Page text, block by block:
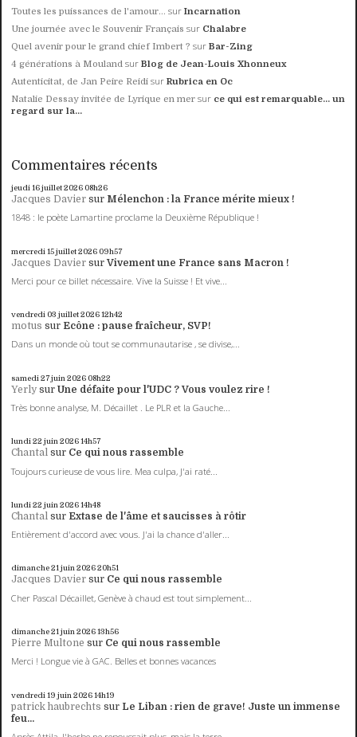
Toutes les puissances de l'amour... surIncarnation
Une journée avec le Souvenir Français sur Chalabre
Quel avenir pour le grand chief Imbert ? surBar-Zing
4 générations à Mouland surBlog de Jean-Louis Xhonneux
Autenticitat, de Jan Peire Reidi surRubrica en Oc
Natalie Dessay invitée de Lyrique en mer sur ce qui est remarquable... un
regard sur la...
Commentaires récents
jeudi 16juillet 2026 08h26
Jacques Davier sur Mélenchon : la France mérite mieux !
1848 : le poète Lamartine proclame la Deuxième République !
mercredi 15juillet 2026 09h57
Jacques Davier surVivement une France sans Macron !
Merci pour ce billet nécessaire. Vive la Suisse ! Et vive...
vendredi 03 juillet 202612h42
motus sur Ecône : pause fraîcheur, SVP!
Dans un monde où tout se communautarise , se divise,...
samedi 27juin 2026 08h22
Yerly surUne défaite pour l'UDC ? Vous voulez rire !
Très bonne analyse, M. Décaillet . Le PLR et la Gauche...
lundi 22 juin 202614h57
Chantal sur Ce qui nous rassemble
Toujours curieuse de vous lire. Mea culpa, J'ai raté...
lundi 22 juin 202614h48
Chantal sur Extase de l'âme et saucisses à rôtir
Entièrement d'accord avec vous. J'ai la chance d'aller...
dimanche 21juin 202620h51
Jacques Davier sur Ce qui nous rassemble
Cher Pascal Décaillet, Genève à chaud est tout simplement...
dimanche 21 juin 202613h56
Pierre Multone sur Ce qui nous rassemble
Merci ! Longue vie à GAC. Belles et bonnes vacances
vendredi 19 juin 202614h19
patrick haubrechts sur Le Liban : rien de grave! Juste un immense
feu...